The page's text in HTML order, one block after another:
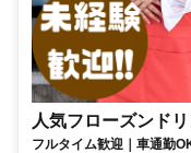
人気フローズンド
フルタイム歓迎｜車通勤